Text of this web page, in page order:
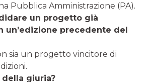
Pubblica Amministrazione (PA).
un progetto già
un’edizione precedente del
sia un progetto vincitore di
giuria?